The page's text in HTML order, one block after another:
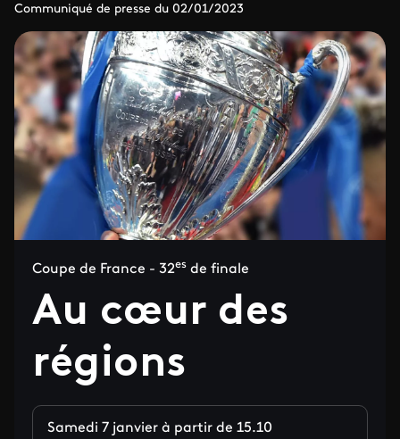
Communiqué de presse du 02/01/2023
Coupe de France - 32es de finale
Au cœur des
régions
Samedi 7 janvier à partir de 15.10